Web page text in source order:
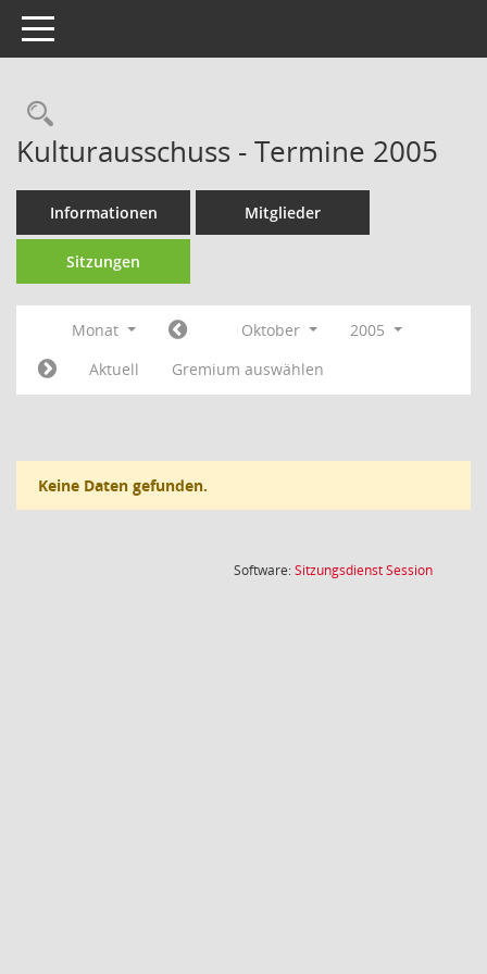
Toggle navigation
Rechercheauswahl
Kulturausschuss - Termine 2005
Informationen Mitglieder
Sitzungen
Monat Oktober
2005
Aktuell
Gremium auswählen
Keine Daten gefunden.
Software:SitzungsdienstSession(Wird in